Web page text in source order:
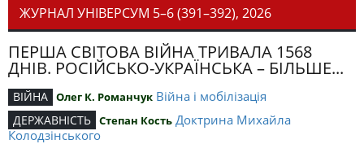
ЖУРНАЛ УНІВЕРСУМ 5–6 (391–392), 2026
ПЕРША СВІТОВА ВІЙНА ТРИВАЛА 1568
ДНІВ. РОСІЙСЬКО-УКРАЇНСЬКА – БІЛЬШЕ...
ВІЙНА Олег К. Романчук Війна і мобілізація
ДЕРЖАВНІСТЬ Степан Кость Доктрина Михайла
Колодзінського